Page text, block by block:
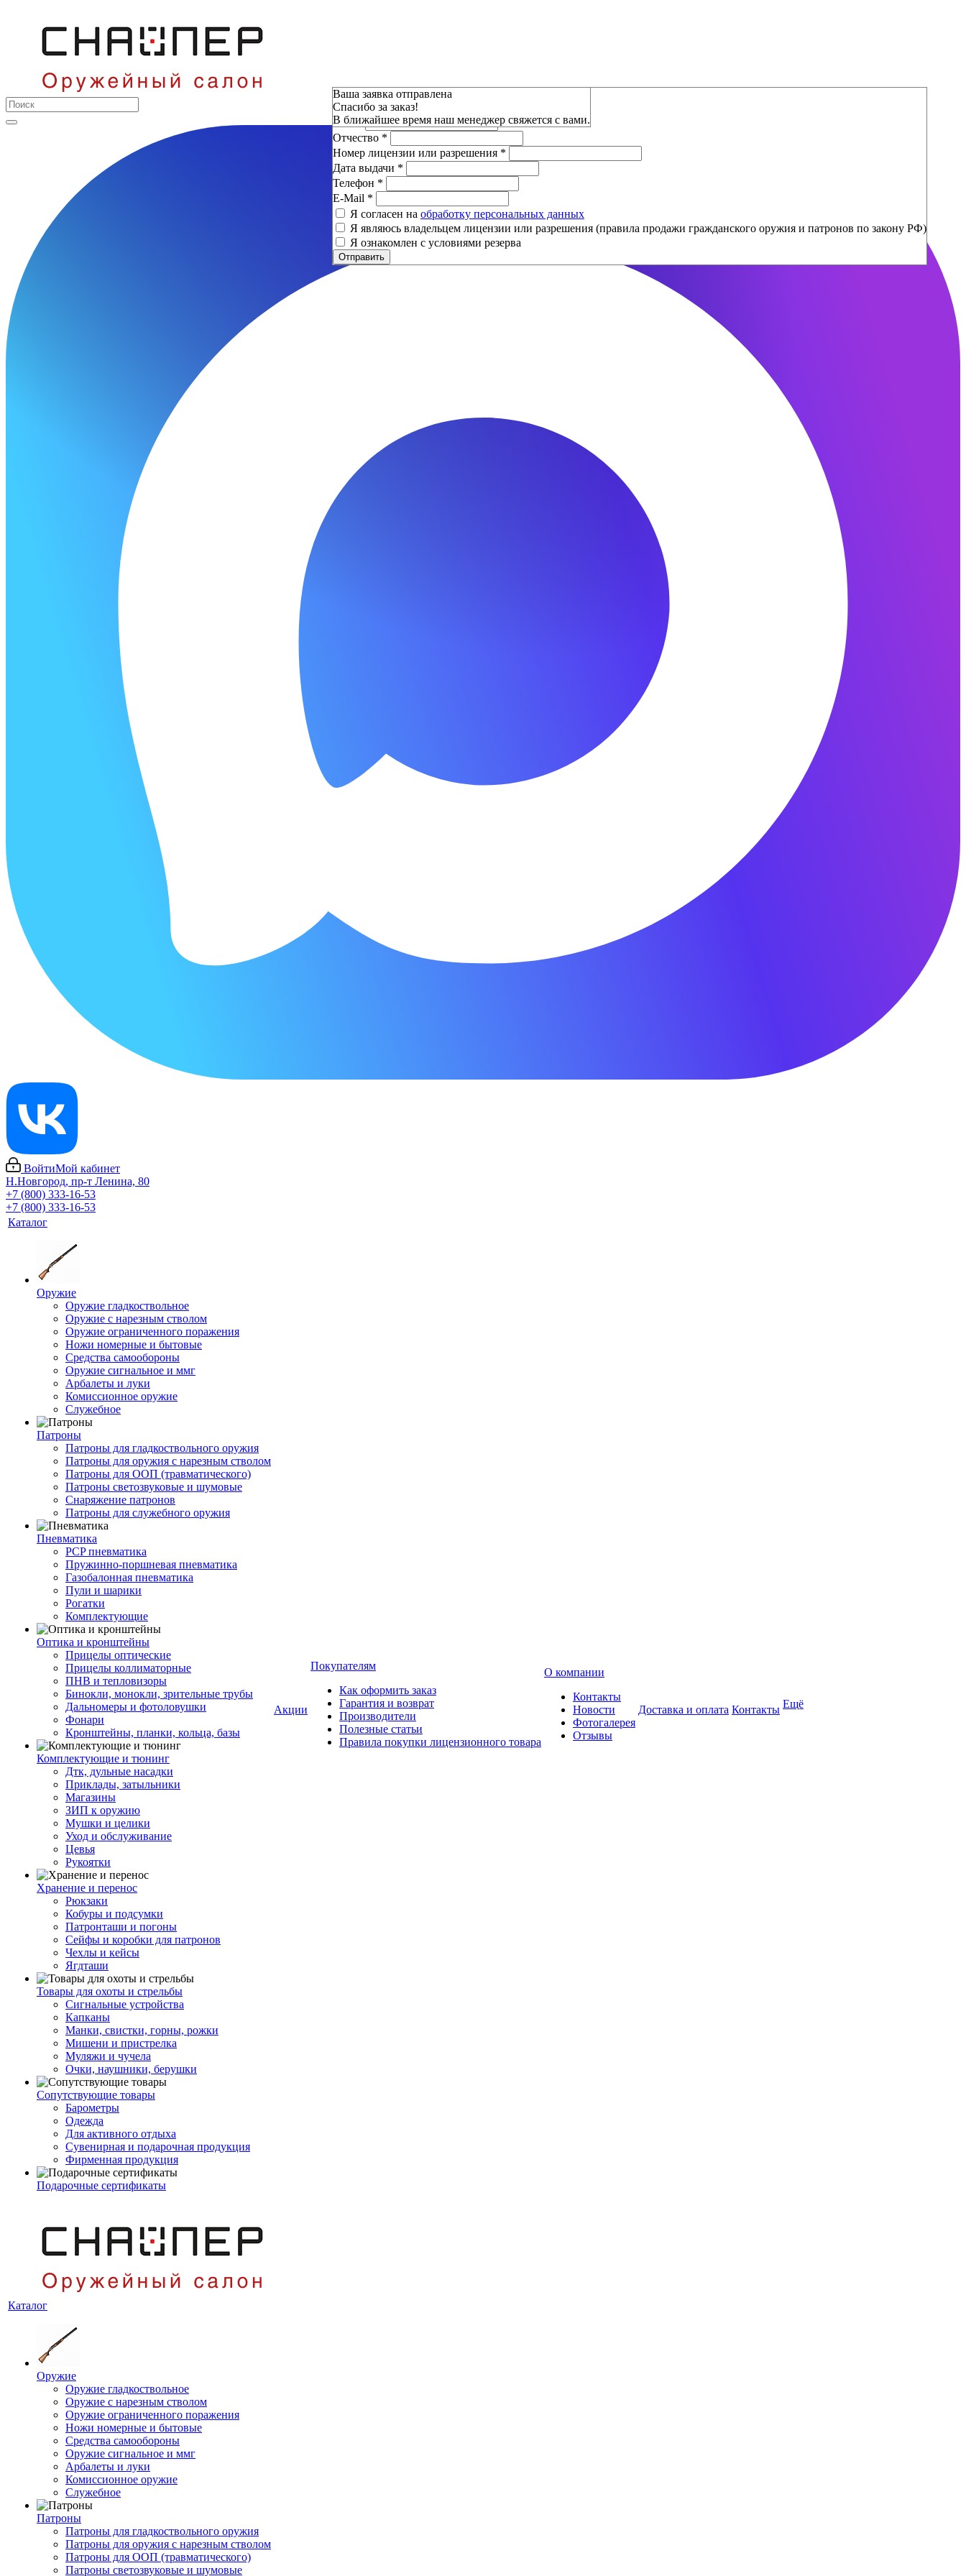
ВойтиМой кабинет
Н.Новгород, пр-т Ленина, 80
+7 (800) 333-16-53
+7 (800) 333-16-53
Каталог
Оружие
Оружие гладкоствольное
Оружие с нарезным стволом
Оружие ограниченного поражения
Ножи номерные и бытовые
Средства самообороны
Оружие сигнальное и ммг
Арбалеты и луки
Комиссионное оружие
Служебное
Патроны
Патроны для гладкоствольного оружия
Патроны для оружия с нарезным стволом
Патроны для ООП (травматического)
Патроны светозвуковые и шумовые
Снаряжение патронов
Патроны для служебного оружия
Пневматика
PCP пневматика
Пружинно-поршневая пневматика
Газобалонная пневматика
Пули и шарики
Рогатки
Комплектующие
Оптика и кронштейны
Прицелы оптические
Прицелы коллиматорные
ПНВ и тепловизоры
Бинокли, монокли, зрительные трубы
Дальномеры и фотоловушки
Фонари
Кронштейны, планки, кольца, базы
Комплектующие и тюнинг
Дтк, дульные насадки
Приклады, затыльники
Магазины
ЗИП к оружию
Мушки и целики
Уход и обслуживание
Цевья
Рукоятки
Хранение и перенос
Рюкзаки
Кобуры и подсумки
Патронташи и погоны
Сейфы и коробки для патронов
Чехлы и кейсы
Ягдташи
Товары для охоты и стрельбы
Сигнальные устройства
Капканы
Манки, свистки, горны, рожки
Мишени и пристрелка
Муляжи и чучела
Очки, наушники, берушки
Сопутствующие товары
Барометры
Одежда
Для активного отдыха
Сувенирная и подарочная продукция
Фирменная продукция
Подарочные сертификаты
Акции
Покупателям
Как оформить заказ
Гарантия и возврат
Производители
Полезные статьи
Правила покупки лицензионного товара
О компании
Контакты
Новости
Фотогалерея
Отзывы
Доставка и оплата Контакты Ещё
Каталог
Оружие
Оружие гладкоствольное
Оружие с нарезным стволом
Оружие ограниченного поражения
Ножи номерные и бытовые
Средства самообороны
Оружие сигнальное и ммг
Арбалеты и луки
Комиссионное оружие
Служебное
Патроны
Патроны для гладкоствольного оружия
Патроны для оружия с нарезным стволом
Патроны для ООП (травматического)
Патроны светозвуковые и шумовые
Зарезервировать
Фамилия*
Имя*
Отчество *
Номер лицензии или разрешения *
Дата выдачи *
Телефон *
E-Mail *
Я согласен на обработку персональных данных
Я являюсь владельцем лицензии или разрешения (правила продажи гражданского оружия и патронов по закону РФ)
Я ознакомлен с условиями резерва
Отправить
Ваша заявка отправлена
Спасибо за заказ!
В ближайшее время наш менеджер свяжется с вами.